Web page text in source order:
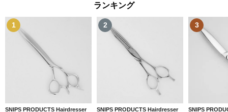
ランキング
1
SNIPS PRODUCTS Hairdresser
2
SNIPS PRODUCTS Hairdresser
3
SNIPS